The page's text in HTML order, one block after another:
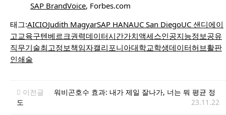
SAP BrandVoice, Forbes.com
태그:AICIOJudith MagyarSAP HANAUC San DiegoUC 샌디에이
고교육구텐베르크권력데이터시간가치액세스인공지능정보공유
직무기술최고정보책임자캘리포니아대학교학생데이터허브활판
인쇄술
이전글
워비곤호수 효과: 내가 제일 잘나가, 너는 뭐 평균 정
도
23.11.22